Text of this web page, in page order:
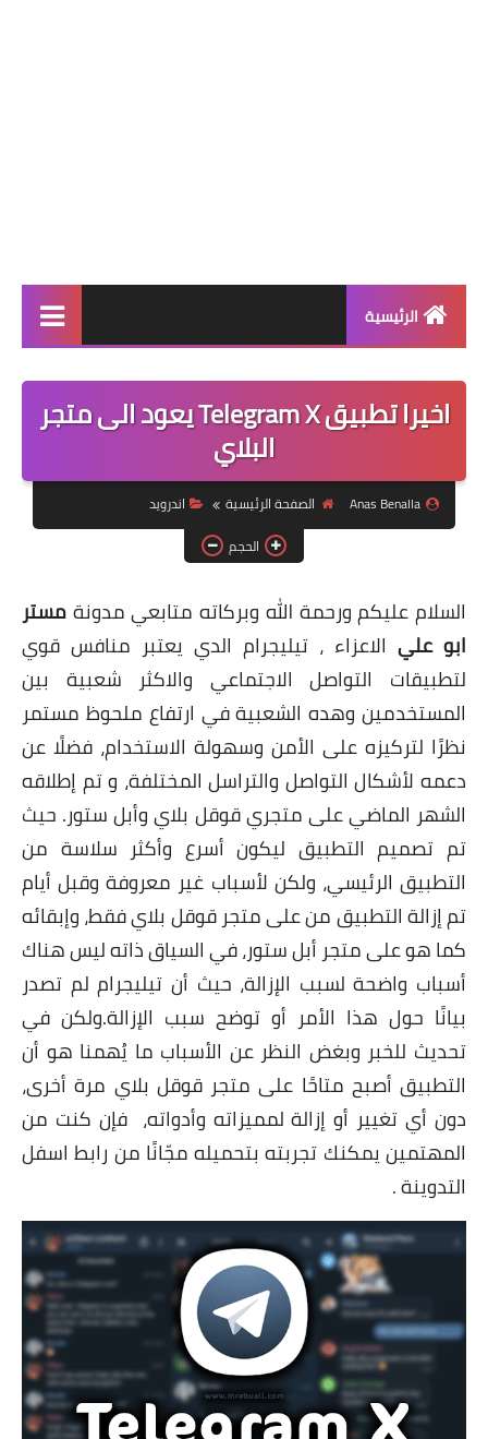
الرئيسية
ويندوز 11
ويندوز 10
ويندوز 8.1
ويندوز 7
ويندوز xp
اندرويد
ايفون
العاب
مراجعات
الربح من الانترنت
الحماية
اخيرا تطبيق Telegram X يعود الى متجر
البلاي
Anas Benalla الصفحة الرئيسية
اندرويد
الحجم
السلام عليكم ورحمة الله وبركاته متابعي مدونةمستر
ابو علي الاعزاء ، تيليجرام الدي يعتبر منافس قوي
لتطبيقات التواصل الاجتماعي والاكثر شعبية بين
المستخدمين وهده الشعبية في ارتفاع ملحوظ مستمر
نظرًا لتركيزه على الأمن وسهولة الاستخدام، فضلًا عن
دعمه لأشكال التواصل والتراسل المختلفة، و تم إطلاقه
الشهر الماضي على متجري قوقل بلاي وأبل ستور. حيث
تم تصميم التطبيق ليكون أسرع وأكثر سلاسة من
التطبيق الرئيسي، ولكن لأسباب غير معروفة وقبل أيام
تم إزالة التطبيق من على متجر قوقل بلاي فقط، وإبقائه
كما هو على متجر أبل ستور، في السياق ذاته ليس هناك
أسباب واضحة لسبب الإزالة، حيث أن تيليجرام لم تصدر
بيانًا حول هذا الأمر أو توضح سبب الإزالة.ولكن في
تحديث للخبر وبغض النظر عن الأسباب ما يُهمنا هو أن
التطبيق أصبح متاحًا على متجر قوقل بلاي مرة أخرى،
دون أي تغيير أو إزالة لمميزاته وأدواته، فإن كنت من
المهتمين يمكنك تجربته بتحميله مجّانًا من رابط اسفل
التدوينة .